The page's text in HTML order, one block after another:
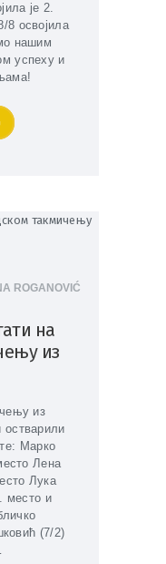
је 2.
8 освојила
нашим
успеху и
ROGANOVIĆ
на
из
из
остварили
Марко
Лена
Лука
место и
(7/2)